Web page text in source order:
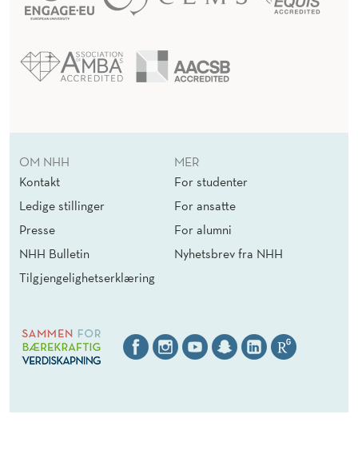
OM NHH
Kontakt
Ledige stillinger
Presse
NHH Bulletin
Tilgjengelighetserklæring
MER
For studenter
For ansatte
For alumni
Nyhetsbrev fra NHH